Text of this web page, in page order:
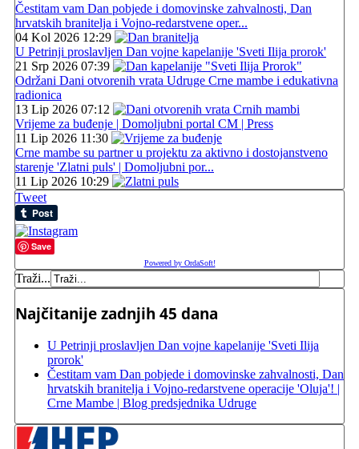
Čestitam vam Dan pobjede i domovinske zahvalnosti, Dan
hrvatskih branitelja i Vojno-redarstvene oper...
04 Kol 2026 12:29
U Petrinji proslavljen Dan vojne kapelanije 'Sveti Ilija prorok'
21 Srp 2026 07:39
Održani Dani otvorenih vrata Udruge Crne mambe i edukativna
radionica
13 Lip 2026 07:12
Vrijeme za buđenje | Domoljubni portal CM | Press
11 Lip 2026 11:30
Crne mambe su partner u projektu za aktivno i dostojanstveno
starenje 'Zlatni puls' | Domoljubni por...
11 Lip 2026 10:29
Tweet
Save
Powered by OrdaSoft!
Traži...
Najčitanije zadnjih 45 dana
U Petrinji proslavljen Dan vojne kapelanije 'Sveti Ilija
prorok'
Čestitam vam Dan pobjede i domovinske zahvalnosti, Dan
hrvatskih branitelja i Vojno-redarstvene operacije 'Oluja'! |
Crne Mambe | Blog predsjednika Udruge